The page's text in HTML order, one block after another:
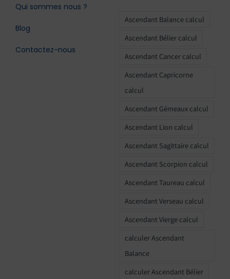
Qui sommes nous ?
Blog
Contactez-nous
Ascendant Balance calcul
Ascendant Bélier calcul
Ascendant Cancer calcul
Ascendant Capricorne
calcul
Ascendant Gémeaux calcul
Ascendant Lion calcul
Ascendant Sagittaire calcul
Ascendant Scorpion calcul
Ascendant Taureau calcul
Ascendant Verseau calcul
Ascendant Vierge calcul
calculer Ascendant
Balance
calculer Ascendant Bélier